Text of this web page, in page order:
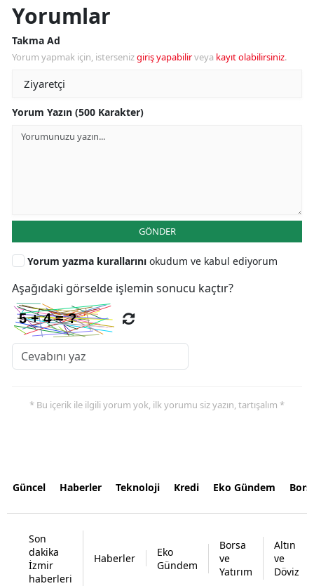
Yorumlar
Takma Ad
Yorum yapmak için, istersenizgiriş yapabilirveya kayıt olabilirsiniz.
Yorum Yazın (500 Karakter)
GÖNDER
Yorum yazma kurallarını okudum ve kabul ediyorum
Aşağıdaki görselde işlemin sonucu kaçtır?
* Bu içerik ile ilgili yorum yok, ilk yorumu siz yazın, tartışalım *
Güncel Haberler Teknoloji Kredi Eko Gündem
Son
dakika
İzmir
haberleri
Haberler
Eko
Gündem
Borsa
ve
Yatırım
Altın
ve
Döviz